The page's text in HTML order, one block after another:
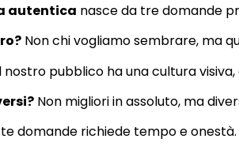
autentica nasce da tre domande
Non chi vogliamo sembrare, ma
nostro pubblico ha una cultura
Non migliori in assoluto, ma
domande richiede tempo e